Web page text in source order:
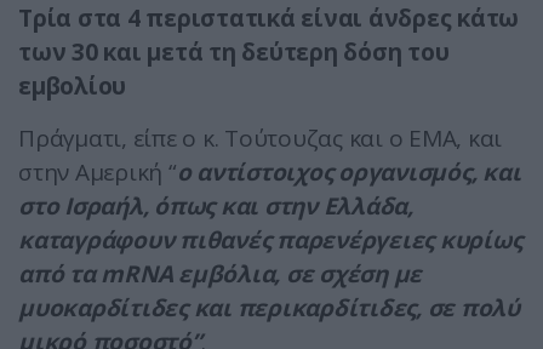
Τρία στα 4 περιστατικά είναι άνδρες κάτω
των 30 και μετά τη δεύτερη δόση του
εμβολίου
Πράγματι, είπε ο κ. Τούτουζας και ο ΕΜΑ, και
στην Αμερική “ο αντίστοιχος οργανισμός, και
στο Ισραήλ, όπως και στην Ελλάδα,
καταγράφουν πιθανές παρενέργειες κυρίως
από τα mRNA εμβόλια, σε σχέση με
μυοκαρδίτιδες και περικαρδίτιδες, σε πολύ
μικρό ποσοστό”.